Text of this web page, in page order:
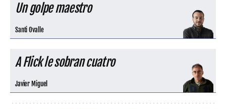
Un golpe maestro
Santi Ovalle
A Flick le sobran cuatro
Javier Miguel